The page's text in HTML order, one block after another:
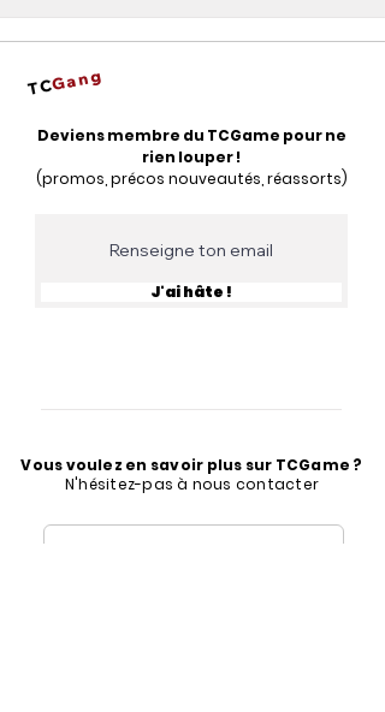
Deviens membre du TCGame pour ne
rien louper !
(promos, précos nouveautés, réassorts)
J'ai hâte !
TCGang
Vous voulez en savoir plus sur TCGame ?
N'hésitez-pas à nous contacter